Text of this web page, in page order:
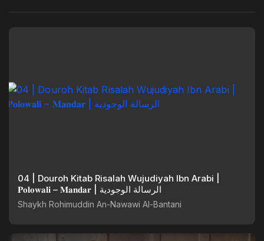
04 | Douroh Kitab Risalah Wujudiyah Ibn Arabi |
𝐏𝐨𝐥𝐨𝐰𝐚𝐥𝐢 – 𝐌𝐚𝐧𝐝𝐚𝐫 | الرسالة الوجودية
Shaykh Rohimuddin An-Nawawi Al-Bantani